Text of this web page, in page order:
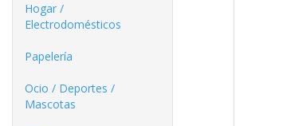
Hogar /
Electrodomésticos
Papelería
Ocio / Deportes /
Mascotas